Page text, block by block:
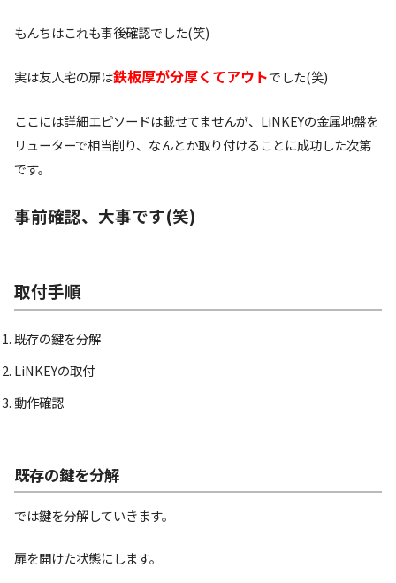
もんちはこれも事後確認でした(笑)
実は友人宅の扉は鉄板厚が分厚くてアウトでした(笑)
ここには詳細エピソードは載せてませんが、LiNKEYの金属地盤を
リューターで相当削り、なんとか取り付けることに成功した次第
です。
事前確認、大事です(笑)
取付手順
既存の鍵を分解
LiNKEYの取付
動作確認
既存の鍵を分解
では鍵を分解していきます。
扉を開けた状態にします。